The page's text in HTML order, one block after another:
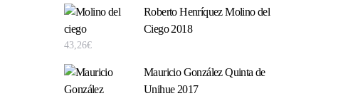
Roberto Henríquez Molino del
Ciego 2018
43,26€
Mauricio González Quinta de
Unihue 2017